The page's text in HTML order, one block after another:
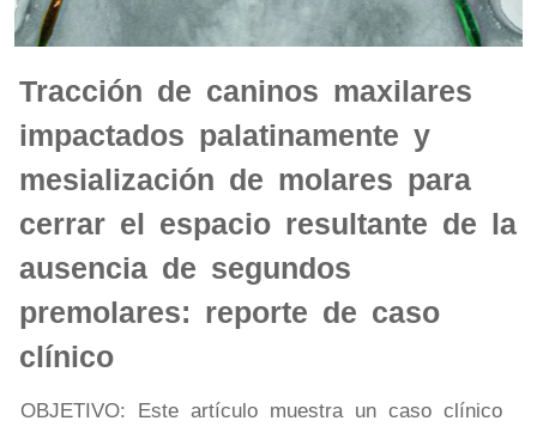
Tracción de caninos maxilares
impactados palatinamente y
mesialización de molares para
cerrar el espacio resultante de la
ausencia de segundos
premolares: reporte de caso
clínico
OBJETIVO: Este artículo muestra un caso clínico